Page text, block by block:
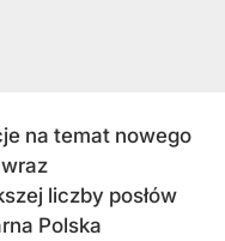
na temat nowego
wraz
liczby posłów
Polska